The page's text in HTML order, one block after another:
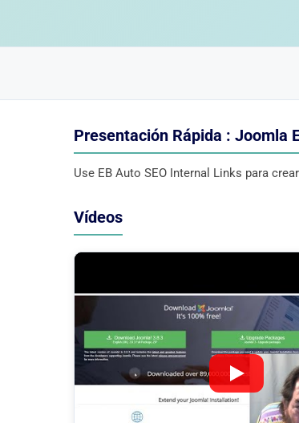
Presentación Rápida : Joomla
Use EB Auto SEO Internal Links para
Vídeos